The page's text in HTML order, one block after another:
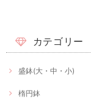
カテゴリー
盛鉢(大・中・小)
楕円鉢